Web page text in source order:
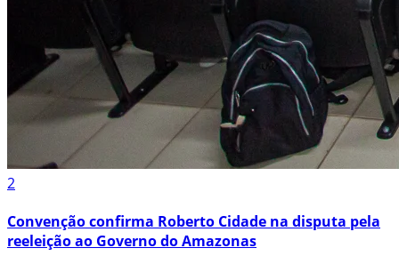
2
Convenção confirma Roberto Cidade na disputa pela
reeleição ao Governo do Amazonas